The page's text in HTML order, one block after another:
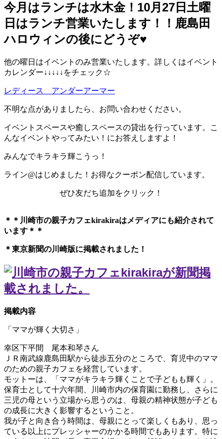
今月はランチは水木金！10月27日土曜
日はランチ営業いたします！！鹿島田
ハロウィンの後にどうぞ♥️
他の曜日はイベントのみ営業いたします。詳しくはイベント
カレンダー↓↓↓↓↓をチェック☆
レディース アンダーアーマー
不明な点がありましたら、お問い合わせください。
イベントスペースや癒しスペースの貸出を行っています。こ
んなイベントやってみたい！にお答えしますよ！
みんなでキラキラ輝こうっ！
ライン@はじめました！お得なクーポン配信しています。
ぜひ友だち追加をクリック！
＊＊川崎市の親子カフェkirakiraは メディアにも紹介されて
います＊＊
＊東京新聞の川崎版に掲載されました！
掲載内容
「ママが輝く大切さ」
幸区下平間 尾本和琴さん
ＪＲ南武線鹿島田駅から徒歩五分のところで、育児中のママ
のための親子カフェを経営しています。
モットーは、「ママがキラキラ輝くことで子どもも輝く」。
保育士として十六年間、川崎市内の保育園に勤務し、さらに
三児の母という立場から思うのは、母親の精神状態が子ども
の成長に大きく影響するということ。
我が子と向き合う時間は、母親にとって楽しくもあり、思っ
ている以上にプレッシャーのかかる時間でもあります。特に